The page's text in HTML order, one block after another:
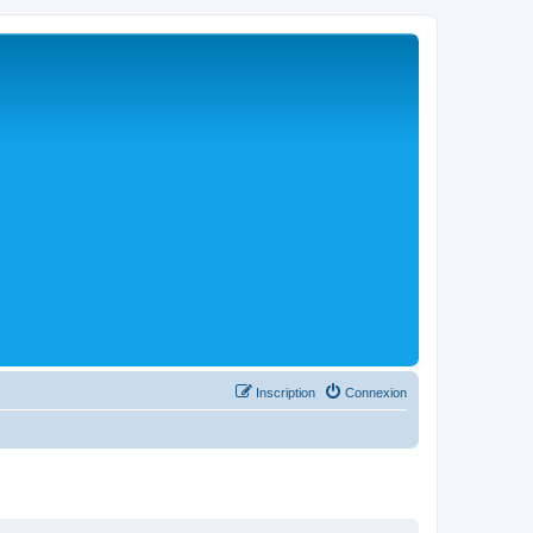
Connexion
Inscription